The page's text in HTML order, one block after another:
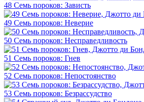
48 Семь пороков: Зависть
49 Семь пороков: Неверие
50 Семь пороков: Несправедливость
51 Семь пороков: Гнев
52 Семь пороков: Непостоянство
53 Семь пороков: Безрассудство